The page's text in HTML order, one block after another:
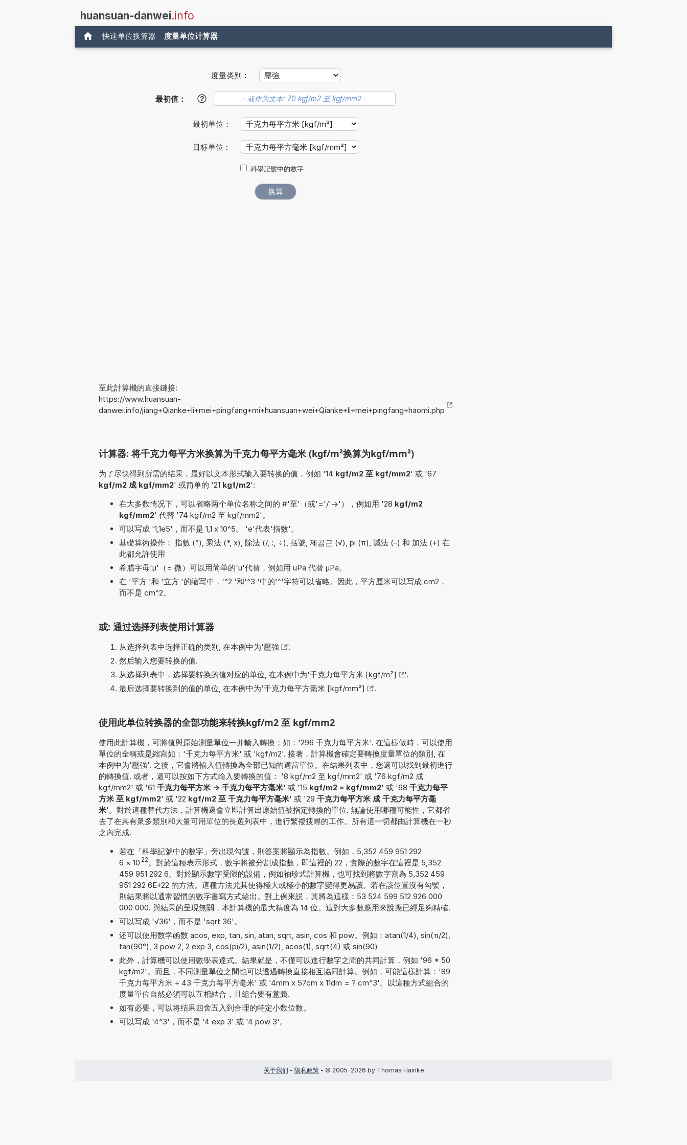
huansuan-danwei.info
快速单位换算器 度量单位计算器
度量类别︰
最初值： ?
最初单位：
目标单位︰
科學記號中的數字
至此計算機的直接鏈接:
https://www.huansuan-
danwei.info/jiang+Qianke+li+mei+pingfang+mi+huansuan+wei+Qianke+li+mei+pingfang+haomi.php
计算器: 将千克力每平方米换算为千克力每平方毫米 (kgf/m²换算为kgf/mm²)
为了尽快得到所需的结果，最好以文本形式输入要转换的值，例如 '14 kgf/m2 至 kgf/mm2' 或 '67
kgf/m2 成 kgf/mm2' 或简单的 '21 kgf/m2':
在大多数情况下，可以省略两个单位名称之间的 #'至'（或'='/'->'），例如用 '28 kgf/m2
kgf/mm2' 代替 '74 kgf/m2 至 kgf/mm2'。
可以写成 '1,1e5'，而不是 1,1 x 10^5。 'e'代表'指数'。
基礎算術操作： 指數 (^), 乘法 (*, x), 除法 (/, :, ÷), 括號, 제곱근 (√), pi (π), 減法 (-) 和 加法 (+) 在
此都允許使用
希腊字母'µ'（= 微）可以用简单的'u'代替，例如用 uPa 代替 µPa。
在 '平方 '和 '立方 '的缩写中，'^2 '和'^3 '中的'^'字符可以省略。因此，平方厘米可以写成 cm2，
而不是 cm^2。
或: 通过选择列表使用计算器
从选择列表中选择正确的类别, 在本例中为'壓強
'.
然后输入您要转换的值.
从选择列表中，选择要转换的值对应的单位, 在本例中为'千克力每平方米 [kgf/m²]
'.
最后选择要转换到的值的单位, 在本例中为'千克力每平方毫米 [kgf/mm²] '.
使用此单位转换器的全部功能来转换kgf/m2 至 kgf/mm2
使用此計算機，可將值與原始測量單位一并輸入轉換；如：'296 千克力每平方米'. 在這樣做時，可以使用
單位的全稱或是縮寫如：'千克力每平方米' 或 'kgf/m2'. 接著，計算機會確定要轉換度量單位的類別, 在
本例中为'壓強'. 之後，它會將輸入值轉換為全部已知的適當單位。在結果列表中，您還可以找到最初進行
的轉換值. 或者，還可以按如下方式輸入要轉換的值： '8 kgf/m2 至 kgf/mm2' 或 '76 kgf/m2 成
kgf/mm2' 或 '61 千克力每平方米 -> 千克力每平方毫米' 或 '15 kgf/m2 = kgf/mm2' 或 '68 千克力每平
方米 至 kgf/mm2' 或 '22 kgf/m2 至 千克力每平方毫米' 或 '29 千克力每平方米 成 千克力每平方毫
米'。對於這種替代方法，計算機還會立即計算出原始值被指定轉換的單位. 無論使用哪種可能性，它都省
去了在具有衆多類別和大量可用單位的長選列表中，進行繁複搜尋的工作。所有這一切都由計算機在一秒
之內完成.
若在「科學記號中的數字」旁出現勾號，則答案將顯示為指數。例如，5,352 459 951 292
6 × 10 22 。對於這種表示形式，數字將被分割成指數，即這裡的 22，實際的數字在這裡是 5,352
459 951 292 6。對於顯示數字受限的設備，例如袖珍式計算機，也可找到將數字寫為 5,352 459
951 292 6E+22 的方法。這種方法尤其使得極大或極小的數字變得更易讀。若在該位置沒有勾號，
則結果將以通常習慣的數字書寫方式給出。對上例來説，其將為這樣：53 524 599 512 926 000
000 000. 與結果的呈現無關，本計算機的最大精度為 14 位。這對大多數應用來說應已經足夠精確.
可以写成 '√36'，而不是 'sqrt 36'。
还可以使用数学函数 acos, exp, tan, sin, atan, sqrt, asin, cos 和 pow。例如：atan(1/4), sin(π/2),
tan(90°), 3 pow 2, 2 exp 3, cos(pi/2), asin(1/2), acos(1), sqrt(4) 或 sin(90)
此外，計算機可以使用數學表達式。結果就是，不僅可以進行數字之間的共同計算，例如 '96 * 50
kgf/m2'。而且，不同測量單位之間也可以透過轉換直接相互協同計算。例如，可能這樣計算：'89
千克力每平方米 + 43 千克力每平方毫米' 或 '4mm x 57cm x 11dm = ? cm^3'。以這種方式組合的
度量單位自然必須可以互相結合，且組合要有意義.
如有必要，可以将结果四舍五入到合理的特定小数位数。
可以写成 '4^3'，而不是 '4 exp 3' 或 '4 pow 3'。
关于我们 - 隐私政策- © 2005-2026 by Thomas Hainke